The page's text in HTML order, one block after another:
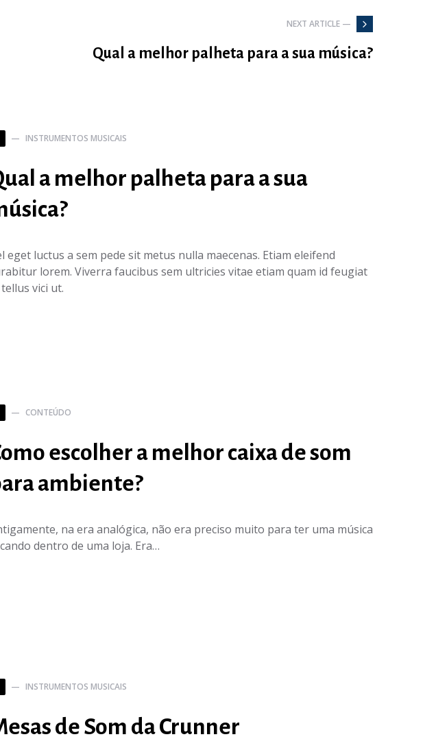
NEXT ARTICLE —
Qual a melhor palheta para a sua música?
INSTRUMENTOS MUSICAIS
a melhor palheta para a sua
eget luctus a sem pede sit metus nulla maecenas. Etiam eleifend
lorem. Viverra faucibus sem ultricies vitae etiam quam id feugiat
vici ut.
CONTEÚDO
escolher a melhor caixa de som
ambiente?
na era analógica, não era preciso muito para ter uma música
dentro de uma loja. Era…
INSTRUMENTOS MUSICAIS
de Som da Crunner